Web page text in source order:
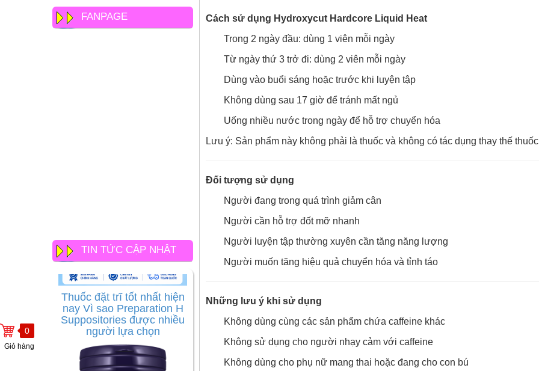
0
Giỏ hàng
FANPAGE
TIN TỨC CẬP NHẬT
Thuốc đặt trĩ tốt nhất hiện
nay Vì sao Preparation H
Suppositories được nhiều
người lựa chọn
Cách sử dụng Hydroxycut Hardcore Liquid Heat
Trong 2 ngày đầu: dùng 1 viên mỗi ngày
Từ ngày thứ 3 trở đi: dùng 2 viên mỗi ngày
Dùng vào buổi sáng hoặc trước khi luyện tập
Không dùng sau 17 giờ để tránh mất ngủ
Uống nhiều nước trong ngày để hỗ trợ chuyển hóa
Lưu ý: Sản phẩm này không phải là thuốc và không có tác dụng thay thế
Đối tượng sử dụng
Người đang trong quá trình giảm cân
Người cần hỗ trợ đốt mỡ nhanh
Người luyện tập thường xuyên cần tăng năng lượng
Người muốn tăng hiệu quả chuyển hóa và tỉnh táo
Những lưu ý khi sử dụng
Không dùng cùng các sản phẩm chứa caffeine khác
Không sử dụng cho người nhạy cảm với caffeine
Không dùng cho phụ nữ mang thai hoặc đang cho con bú